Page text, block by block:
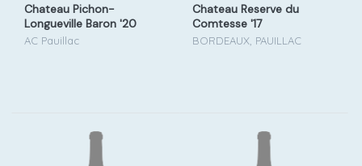
Chateau Pichon-
Longueville Baron '20
AC Pauillac
Chateau Reserve du
Comtesse '17
BORDEAUX, PAUILLAC